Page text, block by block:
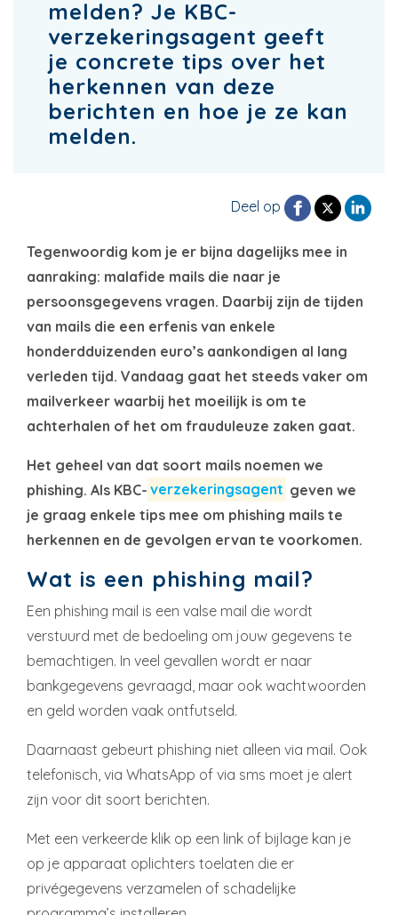
melden? Je KBC-
verzekeringsagent geeft
je concrete tips over het
herkennen van deze
berichten en hoe je ze kan
melden.
Deel op
Tegenwoordig kom je er bijna dagelijks mee in
aanraking: malafide mails die naar je
persoonsgegevens vragen. Daarbij zijn de tijden
van mails die een erfenis van enkele
honderdduizenden euro’s aankondigen al lang
verleden tijd. Vandaag gaat het steeds vaker om
mailverkeer waarbij het moeilijk is om te
achterhalen of het om frauduleuze zaken gaat.
Het geheel van dat soort mails noemen we
phishing. Als KBC- verzekeringsagent geven we
je graag enkele tips mee om phishing mails te
herkennen en de gevolgen ervan te voorkomen.
Wat is een phishing mail?
Een phishing mail is een valse mail die wordt
verstuurd met de bedoeling om jouw gegevens te
bemachtigen. In veel gevallen wordt er naar
bankgegevens gevraagd, maar ook wachtwoorden
en geld worden vaak ontfutseld.
Daarnaast gebeurt phishing niet alleen via mail. Ook
telefonisch, via WhatsApp of via sms moet je alert
zijn voor dit soort berichten.
Met een verkeerde klik op een link of bijlage kan je
op je apparaat oplichters toelaten die er
privégegevens verzamelen of schadelijke